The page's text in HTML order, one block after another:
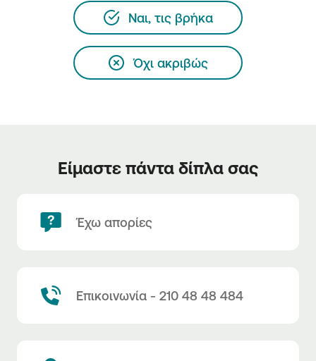
Ναι, τις βρήκα
Όχι ακριβώς
Είμαστε πάντα δίπλα σας
Έχω απορίες
Επικοινωνία - 210 48 48 484